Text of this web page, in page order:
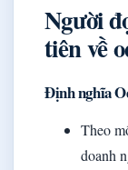
Người
tiên về
Định nghĩa
Theo
doanh